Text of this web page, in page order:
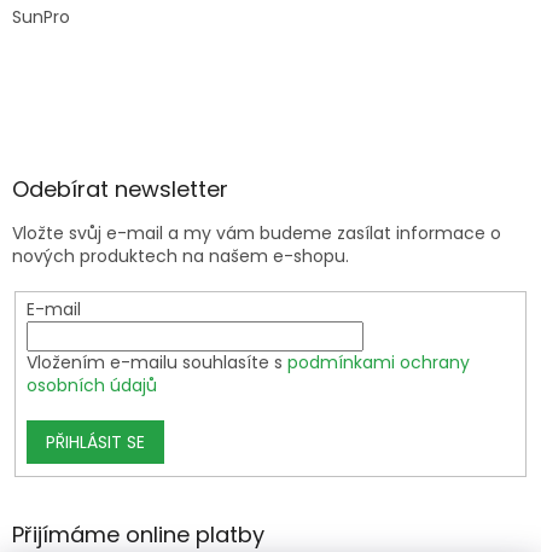
SunPro
Odebírat newsletter
Vložte svůj e-mail a my vám budeme zasílat informace o
nových produktech na našem e-shopu.
E-mail
Vložením e-mailu souhlasíte s podmínkami ochrany
osobních údajů
PŘIHLÁSIT SE
Přijímáme online platby